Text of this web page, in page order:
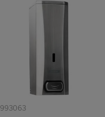
993063